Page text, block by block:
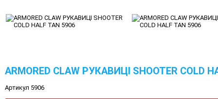
ARMORED CLAW РУКАВИЦІ SHOOTER COLD
Артикул 5906